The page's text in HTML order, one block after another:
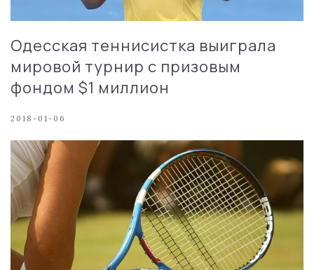
Одесская теннисистка выиграла
мировой турнир с призовым
фондом $1 миллион
2018-01-06